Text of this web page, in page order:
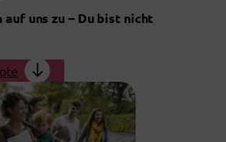
auf uns zu – Du bist nicht